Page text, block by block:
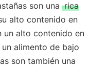
son una rica
alto contenido en
un alto contenido en
alimento de bajo
son también una